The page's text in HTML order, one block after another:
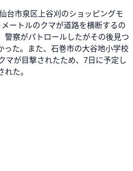
台市泉区上谷刈のショッピングモ
ートルのクマが道路を横断するの
警察がパトロールしたがその後見つ
った。また、石巻市の大谷地小学校
マが目撃されたため、7日に予定し
た。